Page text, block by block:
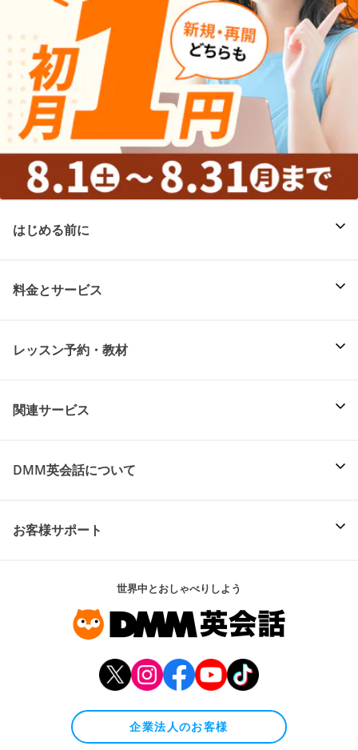
はじめる前に
料金とサービス
レッスン予約・教材
関連サービス
DMM英会話について
お客様サポート
世界中とおしゃべりしよう
企業法人のお客様